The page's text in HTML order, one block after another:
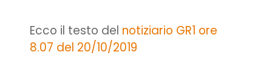
Ecco il testo del notiziario GR1 ore
8.07 del 20/10/2019